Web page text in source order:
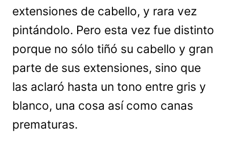
extensiones de cabello, y rara vez
pintándolo. Pero esta vez fue distinto
porque no sólo tiñó su cabello y gran
parte de sus extensiones, sino que
las aclaró hasta un tono entre gris y
blanco, una cosa así como canas
prematuras.